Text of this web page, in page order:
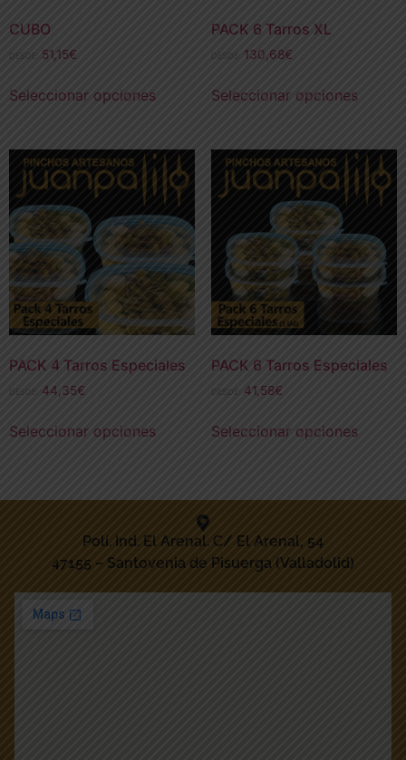
CUBO
DESDE: 51,15€
Seleccionar opciones
PACK 6 Tarros XL
DESDE: 130,68€
Seleccionar opciones
PACK 4 Tarros Especiales
DESDE: 44,35€
Seleccionar opciones
PACK 6 Tarros Especiales
DESDE: 41,58€
Seleccionar opciones
Polí. Ind. El Arenal. C/ El Arenal, 54
47155 – Santovenia de Pisuerga (Valladolid)